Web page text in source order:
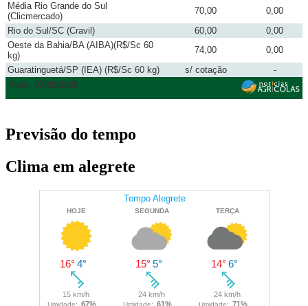
Média Rio Grande do Sul
(Clicmercado)
70,00
0,00
Rio do Sul/SC (Cravil)
60,00
0,00
Oeste da Bahia/BA (AIBA)(R$/Sc 60
kg)
74,00
0,00
Guaratinguetá/SP (IEA) (R$/Sc 60 kg)
s/ cotação
-
Fech. 07/08/2026
Previsão do tempo
Clima em alegrete